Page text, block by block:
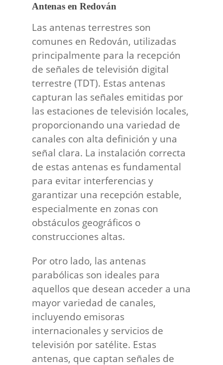
Antenas en Redován
Las antenas terrestres son
comunes en Redován, utilizadas
principalmente para la recepción
de señales de televisión digital
terrestre (TDT). Estas antenas
capturan las señales emitidas por
las estaciones de televisión locales,
proporcionando una variedad de
canales con alta definición y una
señal clara. La instalación correcta
de estas antenas es fundamental
para evitar interferencias y
garantizar una recepción estable,
especialmente en zonas con
obstáculos geográficos o
construcciones altas.
Por otro lado, las antenas
parabólicas son ideales para
aquellos que desean acceder a una
mayor variedad de canales,
incluyendo emisoras
internacionales y servicios de
televisión por satélite. Estas
antenas, que captan señales de